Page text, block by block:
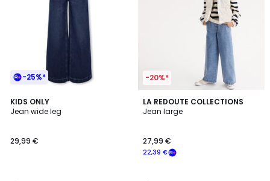
-25%*
KIDS ONLY
Jean wide leg
29,99 €
3,7
/ 5
-20%*
LA REDOUTE COLLECTIONS
Jean large
22,39 €
27,99 €
5
/